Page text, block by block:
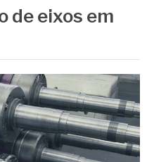
de eixos em